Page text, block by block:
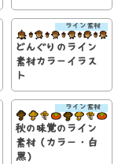
ライン素材
どんぐりのライン
素材カラーイラス
ト
ライン素材
秋の味覚のライン
素材（カラー・白
黒）